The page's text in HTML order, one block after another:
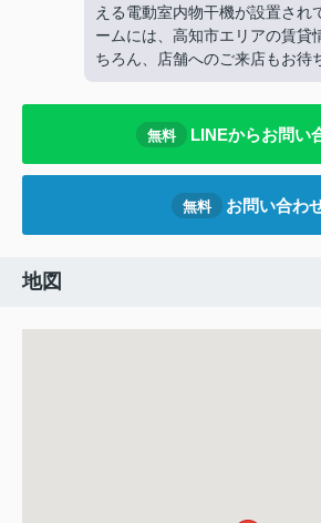
える電動室内物干機が設置され
ームには、高知市エリアの賃貸
ちろん、店舗へのご来店もお待
無料 LINEからお問い
無料 お問い合わ
地図